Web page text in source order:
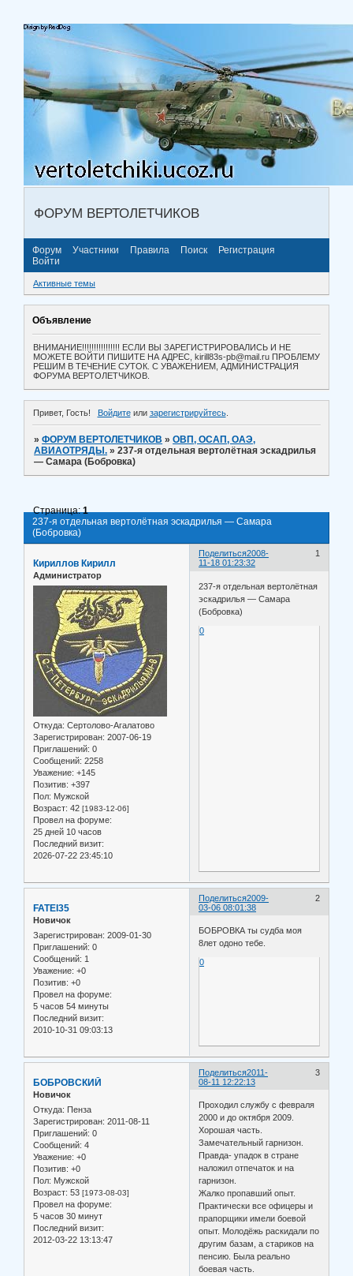
ФОРУМ ВЕРТОЛЕТЧИКОВ
Форум Участники Правила Поиск
Регистрация
Войти
Активные темы
Объявление
ВНИМАНИЕ!!!!!!!!!!!!!!!! ЕСЛИ ВЫ ЗАРЕГИСТРИРОВАЛИСЬ И НЕ
МОЖЕТЕ ВОЙТИ ПИШИТЕ НА АДРЕС, kirill83s-pb@mail.ru ПРОБЛЕМУ
РЕШИМ В ТЕЧЕНИЕ СУТОК. С УВАЖЕНИЕМ, АДМИНИСТРАЦИЯ
ФОРУМА ВЕРТОЛЕТЧИКОВ.
Привет, Гость! Войдитеили зарегистрируйтесь.
»ФОРУМ ВЕРТОЛЕТЧИКОВ »ОВП, ОСАП, ОАЭ,
АВИАОТРЯДЫ. »237-я отдельная вертолётная эскадрилья
— Самара (Бобровка)
237-я отдельная вертолётная эскадрилья — Самара
(Бобровка)
Страница:1
Поделиться 1
2008-
11-18 01:23:32
Кириллов Кирилл
Администратор
Откуда: Сертолово-Агалатово
Зарегистрирован: 2007-06-19
Приглашений: 0
Сообщений: 2258
Уважение: +145
Позитив: +397
Пол: Мужской
Возраст: 42 [1983-12-06]
Провел на форуме:
25 дней 10 часов
Последний визит:
2026-07-22 23:45:10
237-я отдельная вертолётная
эскадрилья — Самара
(Бобровка)
0
Поделиться 2
2009-
03-06 08:01:38
FATEI35
Новичок
Зарегистрирован: 2009-01-30
Приглашений: 0
Сообщений: 1
Уважение: +0
Позитив: +0
Провел на форуме:
5 часов 54 минуты
Последний визит:
2010-10-31 09:03:13
БОБРОВКА ты судба моя
8лет одоно тебе.
0
Поделиться 3
2011-
08-11 12:22:13
БОБРОВСКИЙ
Новичок
Откуда: Пенза
Зарегистрирован: 2011-08-11
Приглашений: 0
Сообщений: 4
Уважение: +0
Позитив: +0
Пол: Мужской
Возраст: 53 [1973-08-03]
Провел на форуме:
5 часов 30 минут
Последний визит:
2012-03-22 13:13:47
Проходил службу с февраля
2000 и до октября 2009.
Хорошая часть.
Замечательный гарнизон.
Правда- упадок в стране
наложил отпечаток и на
гарнизон.
Жалко пропавший опыт.
Практически все офицеры и
прапорщики имели боевой
опыт. Молодёжь раскидали по
другим базам, а стариков на
пенсию. Была реально
боевая часть.